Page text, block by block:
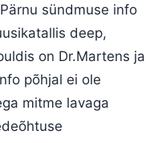
sündmuse info
deep,
on Dr.Martens ja
põhjal ei ole
mitme lavaga